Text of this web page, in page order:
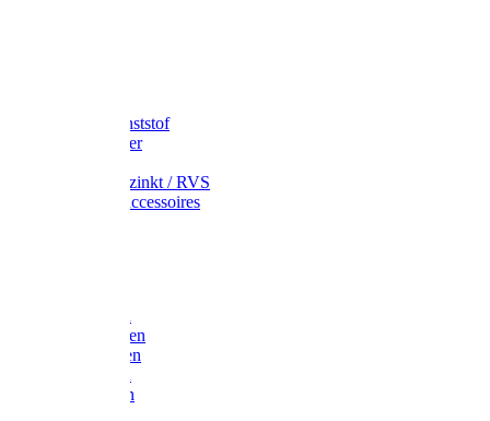
Emmer kunststof
Schepemmer
Emmer verzinkt / RVS
Regenton accessoires
Gazonharken
Asfaltharken
Hooiharken